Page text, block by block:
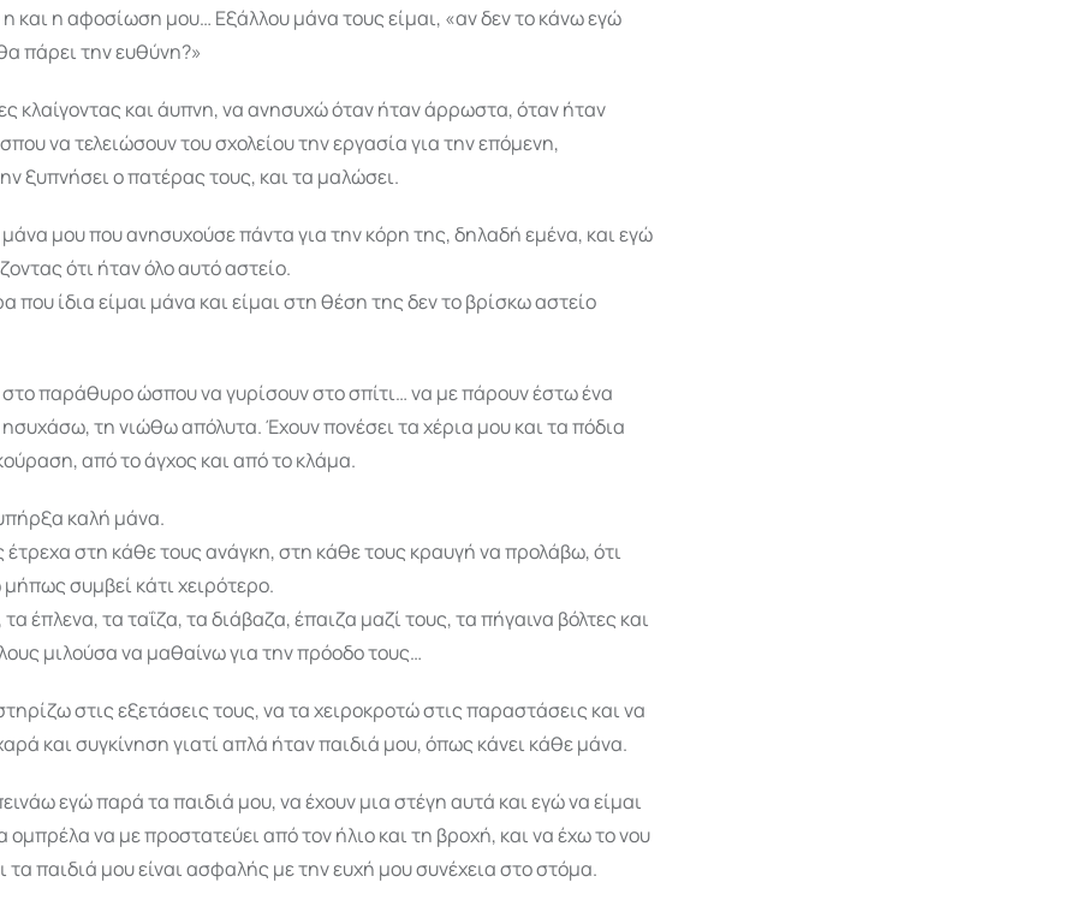
και η αφοσίωση μου… Εξάλλου μάνα τους είμαι, «αν δεν το κάνω εγώ
πάρει την ευθύνη?»
κλαίγοντας και άυπνη, να ανησυχώ όταν ήταν άρρωστα, όταν ήταν
να τελειώσουν του σχολείου την εργασία για την επόμενη,
ξυπνήσει ο πατέρας τους, και τα μαλώσει.
μου που ανησυχούσε πάντα για την κόρη της, δηλαδή εμένα, και εγώ
ότι ήταν όλο αυτό αστείο.
που ίδια είμαι μάνα και είμαι στη θέση της δεν το βρίσκω αστείο
παράθυρο ώσπου να γυρίσουν στο σπίτι… να με πάρουν έστω ένα
τη νιώθω απόλυτα. Έχουν πονέσει τα χέρια μου και τα πόδια
από το άγχος και από το κλάμα.
καλή μάνα.
στη κάθε τους ανάγκη, στη κάθε τους κραυγή να προλάβω, ότι
συμβεί κάτι χειρότερο.
έπλενα, τα ταΐζα, τα διάβαζα, έπαιζα μαζί τους, τα πήγαινα βόλτες και
μιλούσα να μαθαίνω για την πρόοδο τους…
στις εξετάσεις τους, να τα χειροκροτώ στις παραστάσεις και να
και συγκίνηση γιατί απλά ήταν παιδιά μου, όπως κάνει κάθε μάνα.
εγώ παρά τα παιδιά μου, να έχουν μια στέγη αυτά και εγώ να είμαι
ομπρέλα να με προστατεύει από τον ήλιο και τη βροχή, και να έχω το νου
τα παιδιά μου είναι ασφαλής με την ευχή μου συνέχεια στο στόμα.